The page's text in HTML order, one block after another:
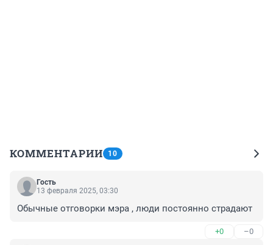
КОММЕНТАРИИ 10
Гость
13 февраля 2025, 03:30
Обычные отговорки мэра , люди постоянно страдают
+0 –0